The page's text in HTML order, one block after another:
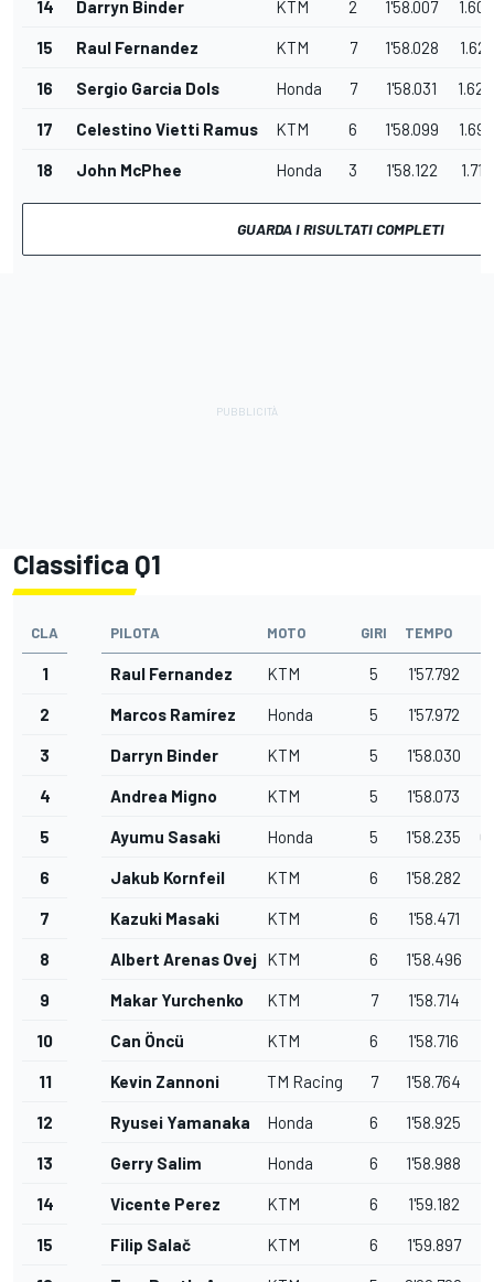
14 Darryn Binder KTM 2 1'58.007 1.600
15 Raul Fernandez KTM 7 1'58.028 1.621
16 Sergio Garcia Dols Honda 7 1'58.031 1.624
17 Celestino Vietti Ramus KTM 6 1'58.099 1.692
18 John McPhee Honda 3 1'58.122 1.715
GUARDA I RISULTATI COMPLETI
Classifica Q1
CLA PILOTA MOTO GIRI TEMPO
1 Raul Fernandez KTM 5 1'57.792
2 Marcos Ramírez Honda 5 1'57.972
3 Darryn Binder KTM 5 1'58.030
4 Andrea Migno KTM 5 1'58.073
5 Ayumu Sasaki Honda 5 1'58.235
6 Jakub Kornfeil KTM 6 1'58.282
7 Kazuki Masaki KTM 6 1'58.471
8 Albert Arenas OvejeroKTM 6 1'58.496
9 Makar Yurchenko KTM 7 1'58.714
10 Can Öncü KTM 6 1'58.716
11 Kevin Zannoni TM Racing 7 1'58.764
12 Ryusei Yamanaka Honda 6 1'58.925
13 Gerry Salim Honda 6 1'58.988
14 Vicente Perez KTM 6 1'59.182
15 Filip Salač KTM 6 1'59.897